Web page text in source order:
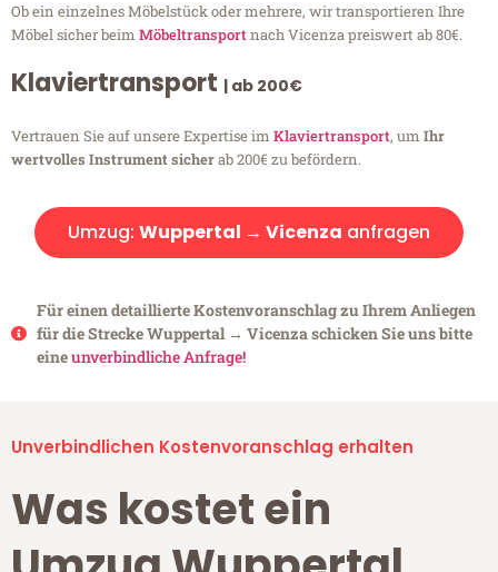
Ob ein einzelnes Möbelstück oder mehrere, wir transportieren Ihre
Möbel sicher beim Möbeltransportnach Vicenza preiswert ab 80€.
Klaviertransport | ab 200€
Vertrauen Sie auf unsere Expertise im Klaviertransport, um Ihr
wertvolles Instrument sicherab 200€ zu befördern.
Umzug: Wuppertal → Vicenza anfragen
Für einen detaillierte Kostenvoranschlag zu Ihrem Anliegen
für die Strecke Wuppertal → Vicenza schicken Sie uns bitte
eineunverbindliche Anfrage!
Unverbindlichen Kostenvoranschlag erhalten
Was kostet ein